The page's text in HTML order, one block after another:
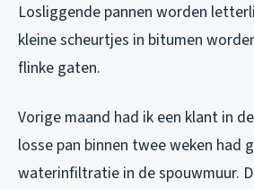
Losliggende pannen worden
kleine scheurtjes in bitumen
flinke gaten.
Vorige maand had ik een klant in
losse pan binnen twee weken had
waterinfiltratie in de spouwmuur.